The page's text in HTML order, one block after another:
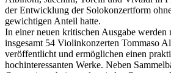
der Entwicklung der Solokonzertform
gewichtigen Anteil hatte.
In einer neuen kritischen Ausgabe
insgesamt 54 Violinkonzerten Tommaso
veröffentlicht und ermöglichen einen
hochinteressanten Werke. Neben